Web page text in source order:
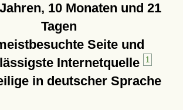
10 Monaten und 21
Tagen
Seite und
Internetquelle
1
in deutscher Sprache